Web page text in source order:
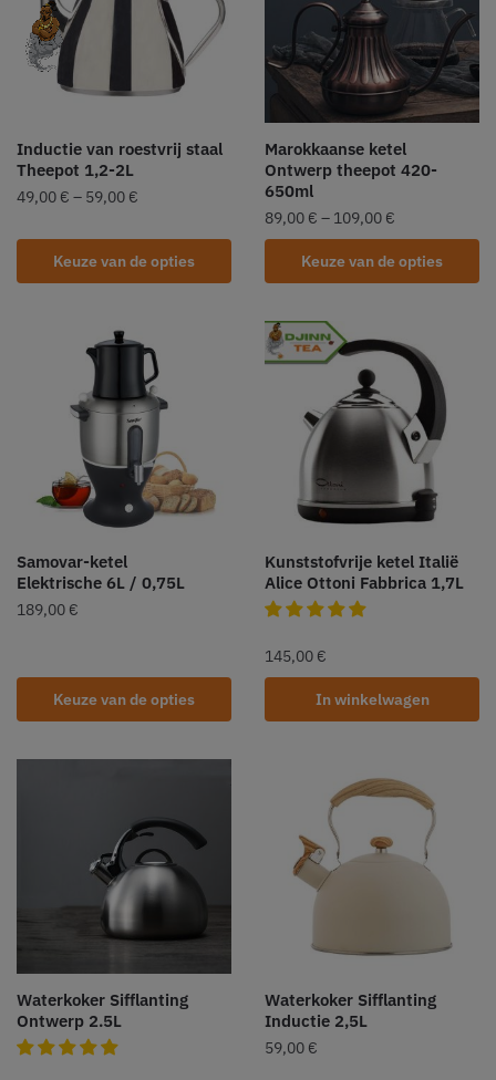
Inductie van roestvrij staal
Theepot 1,2-2L
49,00 € – 59,00 €
Keuze van de opties
Marokkaanse ketel
Ontwerp theepot 420-
650ml
89,00 € – 109,00 €
Keuze van de opties
Samovar-ketel
Elektrische 6L / 0,75L
189,00 €
Keuze van de opties
Kunststofvrije ketel Italië
Alice Ottoni Fabbrica 1,7L
145,00 €
In winkelwagen
Waterkoker Sifflanting
Ontwerp 2.5L
Waterkoker Sifflanting
Inductie 2,5L
59,00 €